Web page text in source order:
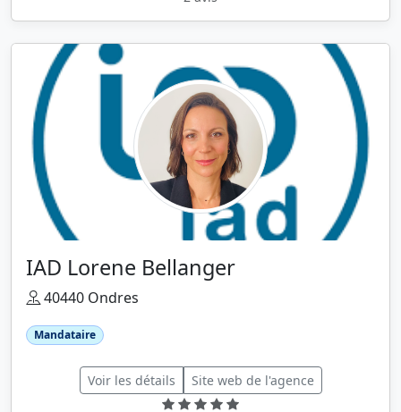
IAD Lorene Bellanger
40440 Ondres
Mandataire
Voir les détails Site web de l'agence